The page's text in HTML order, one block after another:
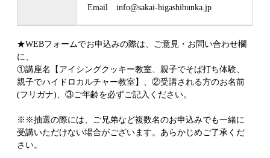
Email info@sakai-higashibunka.jp
★WEBフォームでお申込みの際は、ご意見・お問い合わせ欄
に、
①講座名【アイシングクッキー教室、親子でそば打ち体験、
親子でハイドロカルチャー教室】、②受講される方のお名前
(フリガナ)、③ご年齢を必ずご記入ください。
※※抽選の際には、ご兄弟など複数名のお申込みでも一緒に
受講いただけない場合がございます。あらかじめご了承くだ
さい。